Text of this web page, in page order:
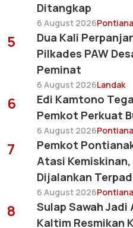
Ditangkap
6 August 2026
5
Dua Kali
Pilkades PAW
Peminat
6 August 2026Landak
6
Edi Kamtono
Pemkot Perkuat
6 August 2026
7
Pemkot
Atasi Kemiskinan,
Dijalankan
6 August 2026
8
Sulap Sawah
Kaltim Resmikan